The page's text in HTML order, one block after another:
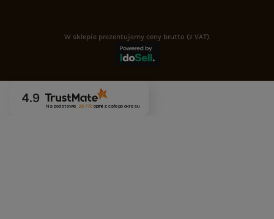
W sklepie prezentujemy ceny brutto (z VAT).
4.9
Na podstawie 29 770opinii z całego okresu